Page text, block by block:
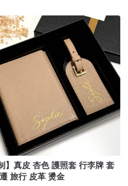
】真皮 杏色 護照套 行李牌 套
旅行 皮革 燙金